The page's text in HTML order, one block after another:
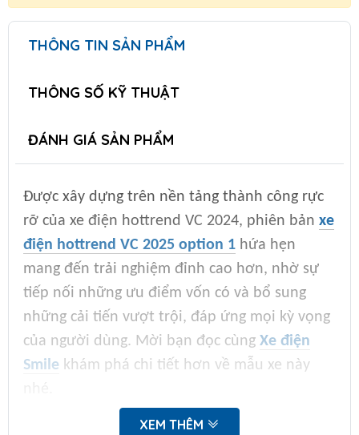
THÔNG TIN SẢN PHẨM
THÔNG SỐ KỸ THUẬT
ĐÁNH GIÁ SẢN PHẨM
Được xây dựng trên nền tảng thành công rực
rỡ của xe điện hottrend VC 2024, phiên bản xe
điện hottrend VC 2025 option 1 hứa hẹn
mang đến trải nghiệm đỉnh cao hơn, nhờ sự
tiếp nối những ưu điểm vốn có và bổ sung
những cải tiến vượt trội, đáp ứng mọi kỳ vọng
của người dùng. Mời bạn đọc cùng Xe điện
Smile khám phá chi tiết hơn về mẫu xe này
XEM THÊM